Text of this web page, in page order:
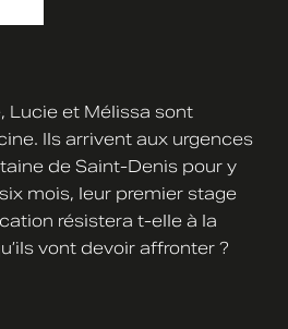
Lucie et Mélissa sont
Ils arrivent aux urgences
de Saint-Denis pour y
mois, leur premier stage
résistera t-elle à la
vont devoir affronter ?